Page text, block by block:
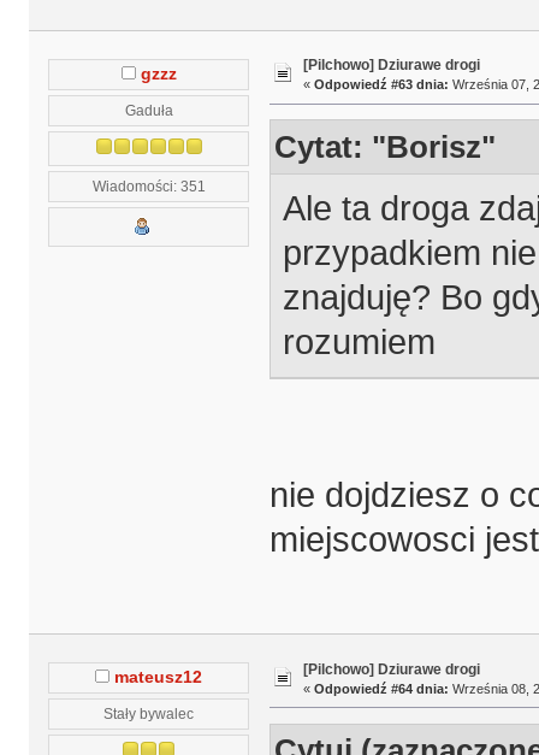
gzzz
Gaduła
Wiadomości: 351
[Pilchowo] Dziurawe drogi
« Odpowiedź #63 dnia: Września 07,
Cytat: "Borisz"
Ale ta droga
przypadkiem
znajduję? Bo
rozumiem
nie dojdziesz o
miejscowosci
mateusz12
Stały bywalec
[Pilchowo] Dziurawe drogi
« Odpowiedź #64 dnia: Września 08,